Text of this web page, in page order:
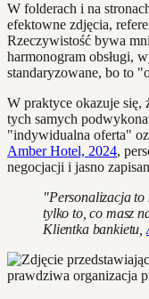
W folderach i na
efektowne zdjęcia,
Rzeczywistość bywa
harmonogram obsługi,
standaryzowane, bo to
W praktyce okazuje się,
tych samych
"indywidualna oferta"
Amber Hotel, 2024,
negocjacji i jasno
"Personalizacja to
tylko to, co masz
Klientka bankietu,